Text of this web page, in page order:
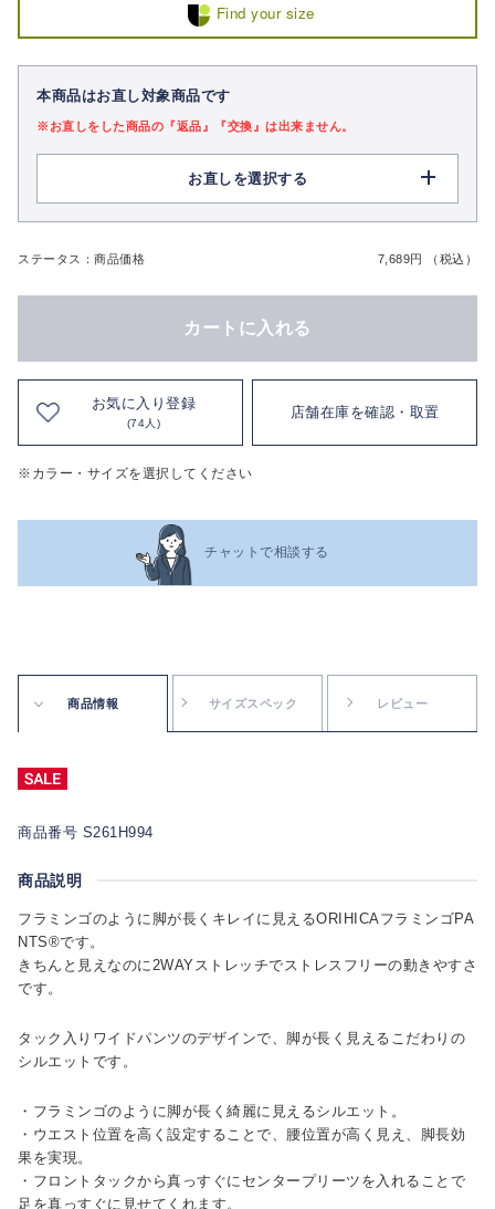
Find your size
本商品はお直し対象商品です
※お直しをした商品の『返品』『交換』は出来ません。
お直しを選択する
ステータス：商品価格 7,689円 （税込）
カートに入れる
お気に入り登録
(74人)
店舗在庫を確認・取置
※カラー・サイズを選択してください
チャットで相談する
商品情報 サイズスペック レビュー
商品番号 S261H994
商品説明
フラミンゴのように脚が長くキレイに見えるORIHICAフラミンゴPA
NTS®です。
きちんと見えなのに2WAYストレッチでストレスフリーの動きやすさ
です。
タック入りワイドパンツのデザインで、脚が長く見えるこだわりの
シルエットです。
・フラミンゴのように脚が長く綺麗に見えるシルエット。
・ウエスト位置を高く設定することで、腰位置が高く見え、脚長効
果を実現。
・フロントタックから真っすぐにセンタープリーツを入れることで
足を真っすぐに見せてくれます。